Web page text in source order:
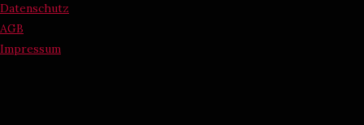
Datenschutz
AGB
Impressum